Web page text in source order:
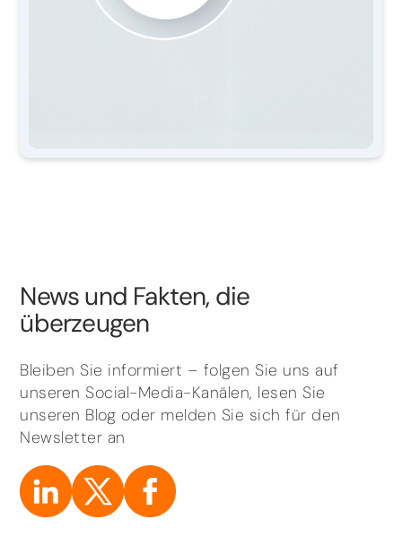
News und Fakten, die
überzeugen
Bleiben Sie informiert – folgen Sie uns auf
unseren Social-Media-Kanälen, lesen Sie
unseren Blog oder melden Sie sich für den
Newsletter an